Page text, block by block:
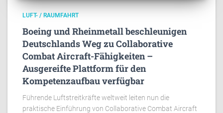
LUFT- / RAUMFAHRT
Boeing und Rheinmetall beschleunigen
Deutschlands Weg zu Collaborative
Combat Aircraft-Fähigkeiten –
Ausgereifte Plattform für den
Kompetenzaufbau verfügbar
Führende Luftstreitkräfte weltweit leiten nun die
praktische Einführung von Collaborative Combat Aircraft